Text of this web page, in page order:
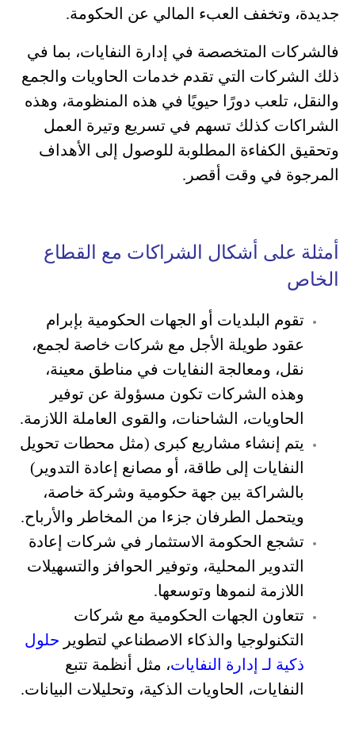
جديدة، وتخفف العبء المالي عن الحكومة.
فالشركات المتخصصة في إدارة النفايات، بما في
ذلك الشركات التي تقدم خدمات الحاويات والجمع
والنقل، تلعب دورًا حيويًا في هذه المنظومة، وهذه
الشراكات كذلك تسهم في تسريع وتيرة العمل
وتحقيق الكفاءة المطلوبة للوصول إلى الأهداف
المرجوة في وقت أقصر.
أمثلة على أشكال الشراكات مع القطاع
الخاص
تقوم البلديات أو الجهات الحكومية بإبرام
عقود طويلة الأجل مع شركات خاصة لجمع،
نقل، ومعالجة النفايات في مناطق معينة،
وهذه الشركات تكون مسؤولة عن توفير
الحاويات، الشاحنات، والقوى العاملة اللازمة.
يتم إنشاء مشاريع كبرى (مثل محطات تحويل
النفايات إلى طاقة، أو مصانع إعادة التدوير)
بالشراكة بين جهة حكومية وشركة خاصة،
ويتحمل الطرفان جزءا من المخاطر والأرباح.
تشجع الحكومة الاستثمار في شركات إعادة
التدوير المحلية، وتوفير الحوافز والتسهيلات
اللازمة لنموها وتوسعها.
تتعاون الجهات الحكومية مع شركات
التكنولوجيا والذكاء الاصطناعي لتطوير حلول
ذكية لـ إدارة النفايات، مثل أنظمة تتبع
النفايات، الحاويات الذكية، وتحليلات البيانات.